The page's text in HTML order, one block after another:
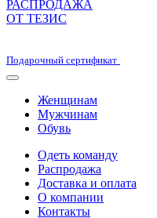
РАСПРОДАЖА
ОТ ТЕЗИС
Подарочный сертификат
Женщинам
Мужчинам
Обувь
Одеть команду
Распродажа
Доставка и оплата
О компании
Контакты